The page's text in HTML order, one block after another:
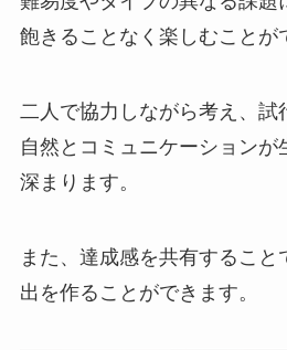
飽きることなく楽しむことが
二人で協力しながら考え、試
自然とコミュニケーションが
深まります。
また、達成感を共有するこ
出を作ることができます。